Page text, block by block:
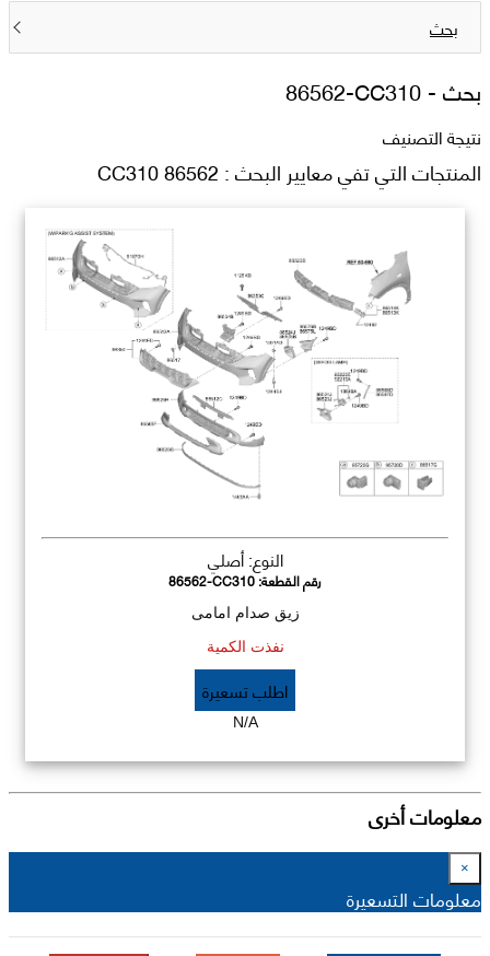
بحث
بحث -86562-CC310
نتيجة التصنيف
المنتجات التي تفي معايير البحث : 86562 CC310
النوع: أصلي
رقم القطعة:86562-CC310
زيق صدام امامى
نفذت الكمية
اطلب تسعيرة
N/A
معلومات أخرى
×
معلومات التسعيرة